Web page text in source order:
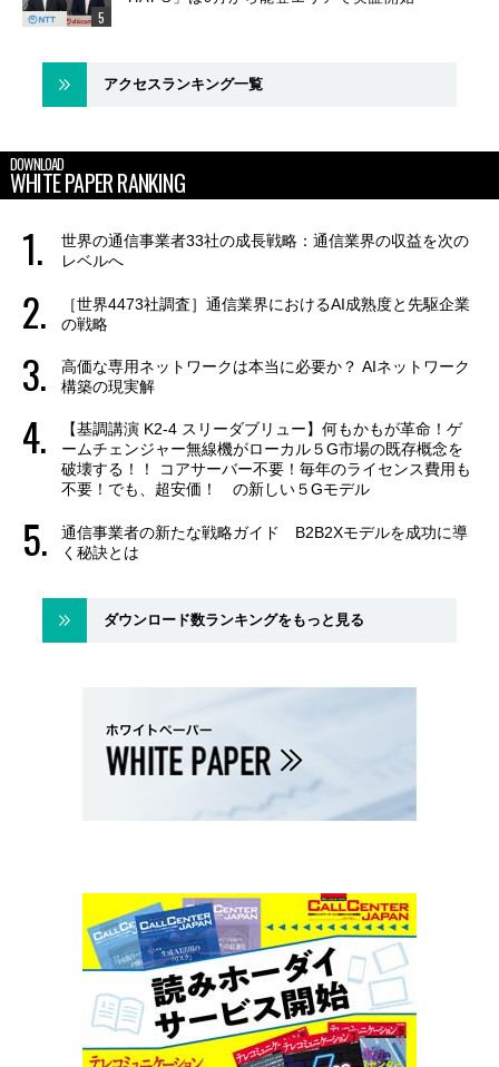
アクセスランキング一覧
DOWNLOAD
WHITE PAPER RANKING
世界の通信事業者33社の成長戦略：通信業界の収益を次の
レベルへ
［世界4473社調査］通信業界におけるAI成熟度と先駆企業
の戦略
高価な専用ネットワークは本当に必要か？ AIネットワーク
構築の現実解
【基調講演 K2-4 スリーダブリュー】何もかもが革命！ゲ
ームチェンジャー無線機がローカル５G市場の既存概念を
破壊する！！ コアサーバー不要！毎年のライセンス費用も
不要！でも、超安価！ の新しい５Gモデル
通信事業者の新たな戦略ガイド B2B2Xモデルを成功に導
く秘訣とは
ダウンロード数ランキングをもっと見る